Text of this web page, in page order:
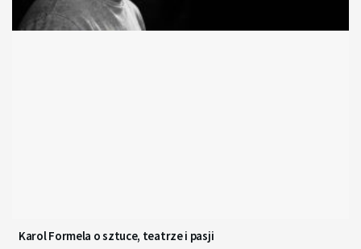
Karol Formela o sztuce, teatrze i pasji